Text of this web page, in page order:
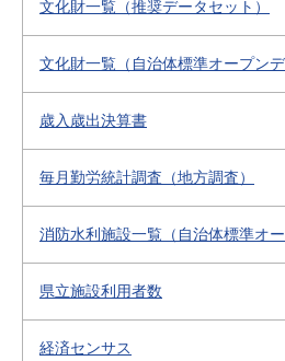
文化財一覧（推奨データセット）
文化財一覧（自治体標準オープンデ
歳入歳出決算書
毎月勤労統計調査（地方調査）
消防水利施設一覧（自治体標準オ
県立施設利用者数
経済センサス